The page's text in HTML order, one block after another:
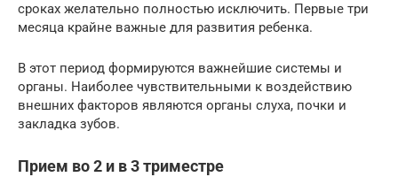
сроках желательно полностью исключить. Первые три
месяца крайне важные для развития ребенка.
В этот период формируются важнейшие системы и
органы. Наиболее чувствительными к воздействию
внешних факторов являются органы слуха, почки и
закладка зубов.
Прием во 2 и в 3 триместре